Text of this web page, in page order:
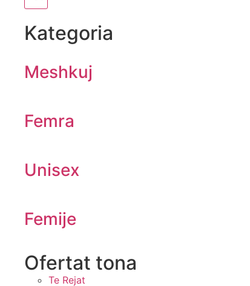
Kategoria
Meshkuj
Femra
Unisex
Femije
Ofertat tona​
Te Rejat